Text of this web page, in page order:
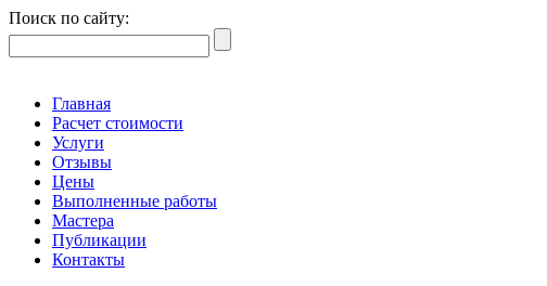
Поиск по сайту:
Главная
Расчет стоимости
Услуги
Отзывы
Цены
Выполненные работы
Мастера
Публикации
Контакты